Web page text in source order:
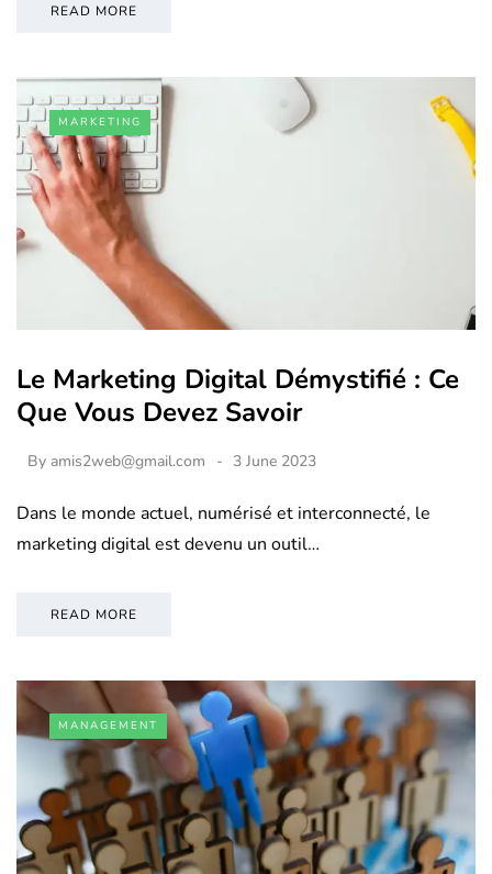
READ MORE
MARKETING
Le Marketing Digital Démystifié : Ce
Que Vous Devez Savoir
By amis2web@gmail.com 3 June 2023
Dans le monde actuel, numérisé et interconnecté, le
marketing digital est devenu un outil…
READ MORE
MANAGEMENT